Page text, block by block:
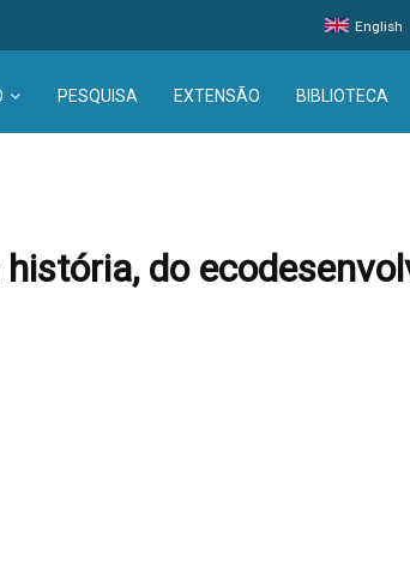
English
PESQUISA EXTENSÃO BIBLIOTECA
do